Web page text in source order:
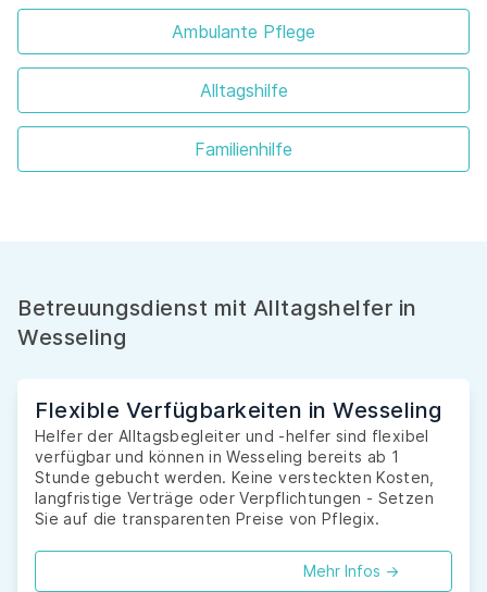
Ambulante Pflege
Alltagshilfe
Familienhilfe
Betreuungsdienst mit Alltagshelfer in
Wesseling
Flexible Verfügbarkeiten in Wesseling
Helfer der Alltagsbegleiter und -helfer sind flexibel
verfügbar und können in Wesseling bereits ab 1
Stunde gebucht werden. Keine versteckten Kosten,
langfristige Verträge oder Verpflichtungen - Setzen
Sie auf die transparenten Preise von Pflegix.
Mehr Infos ->